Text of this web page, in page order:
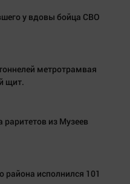
у вдовы бойца СВО
метротрамвая
щит.
раритетов из Музеев
района исполнился 101